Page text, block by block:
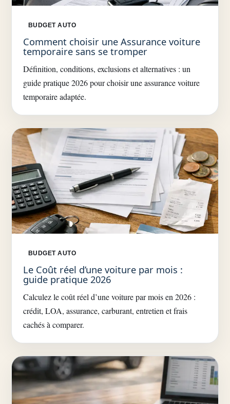
BUDGET AUTO
Comment choisir une Assurance voiture
temporaire sans se tromper
Définition, conditions, exclusions et alternatives : un
guide pratique 2026 pour choisir une assurance voiture
temporaire adaptée.
BUDGET AUTO
Le Coût réel d’une voiture par mois :
guide pratique 2026
Calculez le coût réel d’une voiture par mois en 2026 :
crédit, LOA, assurance, carburant, entretien et frais
cachés à comparer.